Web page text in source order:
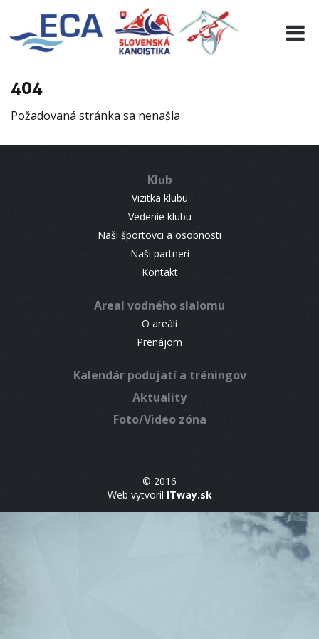
404
Požadovaná stránka sa nenašla
Klub
Vizitka klubu
Vedenie klubu
Naši športovci a osobnosti
Naši partneri
Kontakt
Areal vodného slalomu
O areáli
Prenájom
Kalendár podujatí a tréningov
Aktuality
Foto/Video zóna
© 2016
Web vytvoril ITway.sk
EURO 19
INFO
RESULTS
CONTACT